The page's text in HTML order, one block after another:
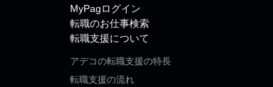
MyPagログイン
転職のお仕事検索
転職支援について
アデコの転職支援の特長
転職支援の流れ